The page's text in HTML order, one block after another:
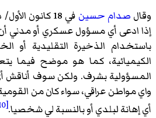
وقال صدام حسين
إذا ادعى أي مسؤول عسكري أو مدني
باستخدام الذخيرة التقليدية أو
الكيميائية، كما هو موضح فيما
المسؤولية بشرف. ولكن سوف
واي مواطن عراقي، سواء كان من القومية
أي إهانة لبلدي أو بالنسبة لي شخصيا.[10]